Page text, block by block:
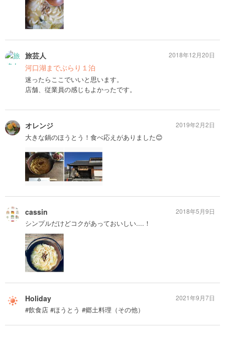
旅芸人
河口湖までぶらり１泊
迷ったらここでいいと思います。
店舗、従業員の感じもよかったです。
2018年12月20日
オレンジ
大きな鍋のほうとう！食べ応えがありました😊
2019年2月2日
cassin
シンプルだけどコクがあっておいしい....！
2018年5月9日
Holiday
#飲食店 #ほうとう #郷土料理（その他）
2021年9月7日